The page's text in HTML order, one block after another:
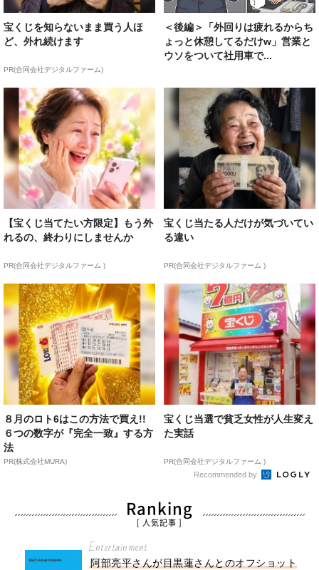
宝くじを知らないまま買う人ほ
ど、外れ続けます
PR(合同会社デジタルファーム)
＜後編＞「外回りは疲れるからち
ょっと休憩してるだけw」営業と
ウソをついて社用車で...
【宝くじ当てたい方限定】もう外
れるの、終わりにしませんか
PR(合同会社デジタルファーム )
宝くじ当たる人だけが気づいてい
る違い
PR(合同会社デジタルファーム )
８月のロト6はこの方法で買え!!
６つの数字が『完全一致』する方
法
PR(株式会社MURA)
宝くじ当選で貧乏女性が人生変え
た実話
PR(合同会社デジタルファーム )
Recommended by
Ranking
[ 人気記事 ]
Entertainment
阿部亮平さんが目黒蓮さんとのオフショット